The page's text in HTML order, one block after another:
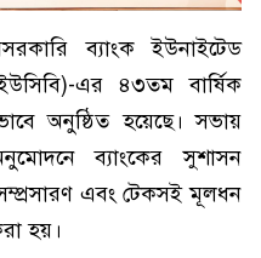
ব্যাংক ইউনাইটেড
এর ৪৩তম বার্ষিক
অনুষ্ঠিত হয়েছে। সভায়
ব্যাংকের সুশাসন
সম্প্রসারণ এবং টেকসই মূলধন
হয়।